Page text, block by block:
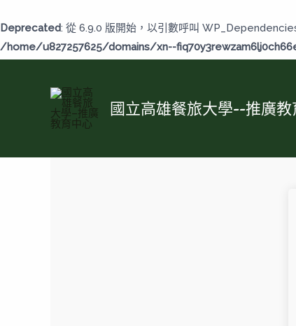
Deprecated: 從 6.9.0 版開始，以引數呼叫
/home/u827257625/domains/xn--
至
主
國立高雄餐旅大學--推廣教